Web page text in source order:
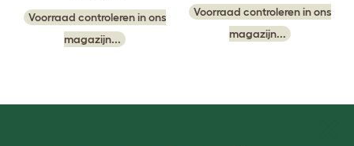
Voorraad controleren in ons
magazijn...
Voorraad controleren in ons
magazijn...